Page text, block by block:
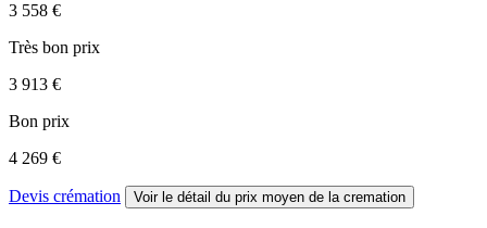
3 558 €
Très bon prix
3 913 €
Bon prix
4 269 €
Devis crémation Voir le détail du prix moyen de la cremation